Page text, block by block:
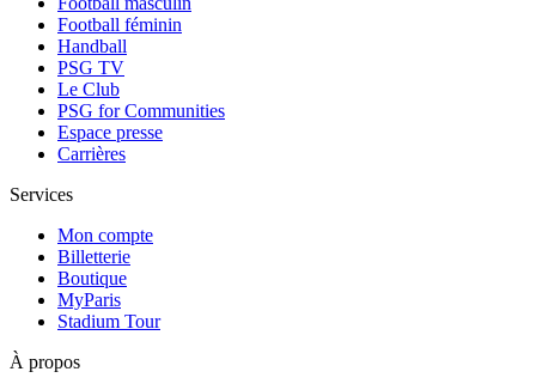
Football féminin
Handball
PSG TV
Le Club
PSG for Communities
Espace presse
Carrières
Services
Mon compte
Billetterie
Boutique
MyParis
Stadium Tour
À propos